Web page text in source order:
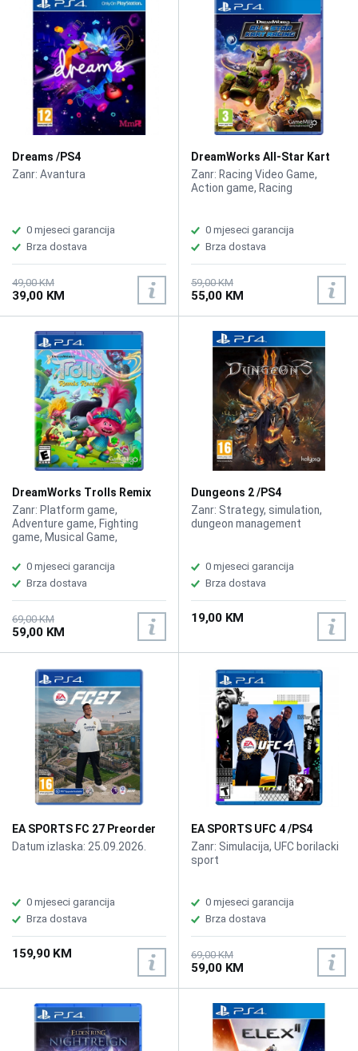
Dreams /PS4
Zanr: Avantura
0 mjeseci garancija
Brza dostava
49,00 KM
39,00 KM
DreamWorks All-Star Kart
Racing /PS4
Zanr: Racing Video Game,
Action game, Racing
0 mjeseci garancija
Brza dostava
59,00 KM
55,00 KM
DreamWorks Trolls Remix
Rescue /PS4
Zanr: Platform game,
Adventure game, Fighting
game, Musical Game,
0 mjeseci garancija
Brza dostava
69,00 KM
59,00 KM
Dungeons 2 /PS4
Zanr: Strategy, simulation,
dungeon management
0 mjeseci garancija
Brza dostava
19,00 KM
EA SPORTS FC 27 Preorder
/PS4
Datum izlaska: 25.09.2026.
0 mjeseci garancija
Brza dostava
159,90 KM
EA SPORTS UFC 4 /PS4
Zanr: Simulacija, UFC borilacki
sport
0 mjeseci garancija
Brza dostava
69,00 KM
59,00 KM